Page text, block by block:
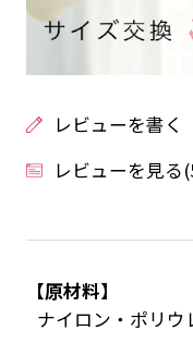
レビューを書く
レビューを見る
【原材料】
ナイロン・ポリウ